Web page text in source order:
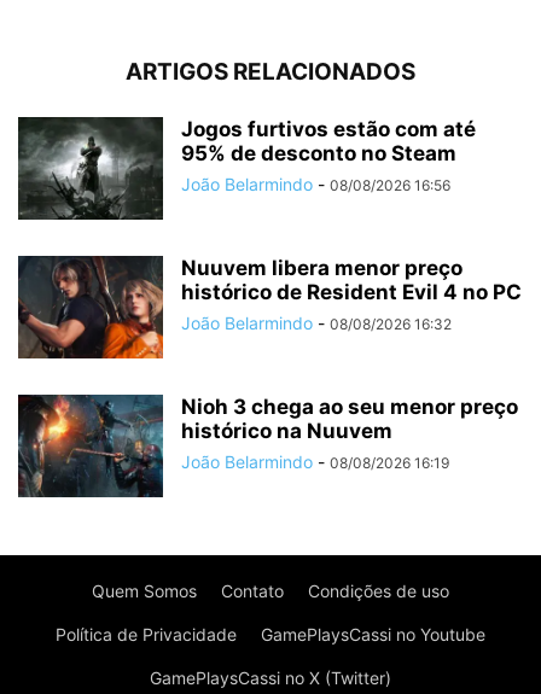
ARTIGOS RELACIONADOS
Jogos furtivos estão com até
95% de desconto no Steam
João Belarmindo - 08/08/2026 16:56
Nuuvem libera menor preço
histórico de Resident Evil 4 no PC
João Belarmindo - 08/08/2026 16:32
Nioh 3 chega ao seu menor preço
histórico na Nuuvem
João Belarmindo - 08/08/2026 16:19
Quem Somos Contato Condições de uso
Política de Privacidade GamePlaysCassi no Youtube
GamePlaysCassi no X (Twitter)